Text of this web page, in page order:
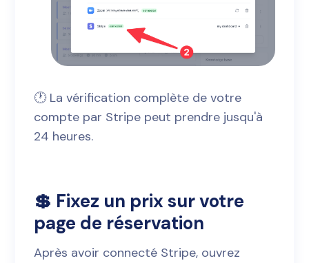
🕐 La vérification complète de votre
compte par Stripe peut prendre jusqu'à
24 heures.
💲 Fixez un prix sur votre
page de réservation
Après avoir connecté Stripe, ouvrez